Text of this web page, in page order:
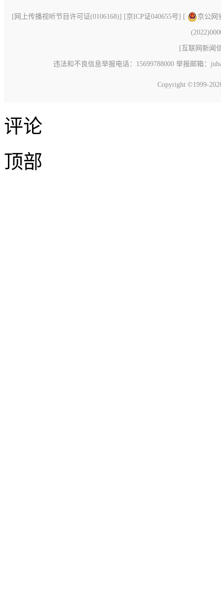
[ 网上传播视听节目许可证(0106168)] [京ICP证040655号] [ 京公网
[ 互联网新闻
违法和不良信息举报电话：15699788000 举报邮箱：
Copyright ©1999-
评论
顶部